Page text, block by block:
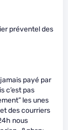
préventel des
payé par
c’est pas
les unes
des courriers
nous